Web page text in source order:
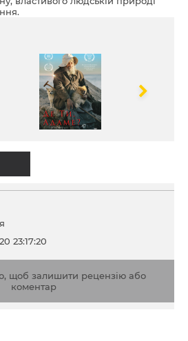
23:17:20
щоб залишити рецензію або
коментар